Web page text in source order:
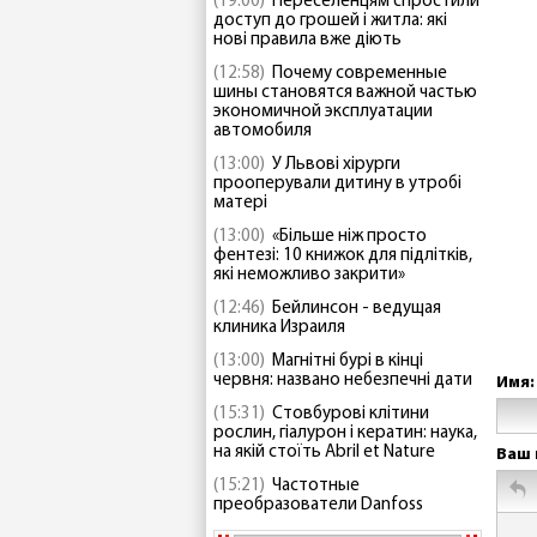
доступ до грошей і житла: які
нові правила вже діють
(12:58) Почему современные
шины становятся важной частью
экономичной эксплуатации
автомобиля
(13:00) У Львові хірурги
прооперували дитину в утробі
матері
(13:00) «Більше ніж просто
фентезі: 10 книжок для підлітків,
які неможливо закрити»
(12:46) Бейлинсон - ведущая
клиника Израиля
(13:00) Магнітні бурі в кінці
червня: названо небезпечні дати
(15:31) Стовбурові клітини
рослин, гіалурон і кератин: наука,
на якій стоїть Abril et Nature
(15:21) Частотные
преобразователи Danfoss
Имя:
Ваш